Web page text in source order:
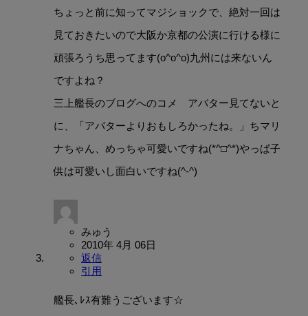
ちょっと前に知ってマジショックで、絶対一回は
見ておきたいので大阪か京都の公演に行ける様に
頑張ろうち思ってます(o^o^o)九州には来ないん
ですよね？
三上艦長のブログへのコメ アバター見てないと
に、「アバターよりおもしろかったね。」ちマリ
ナちゃん、めっちゃ可愛いですね(*^□^*)やっぱ子
供は可愛いし面白いですね(^-^)
みゅう
2010年 4月 06日
返信
引用
艦長､ﾚｽ有難うございます☆